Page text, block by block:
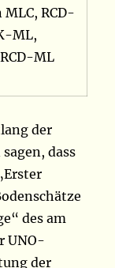
MLC, RCD-
ML,
ML
der
dass
des am
UNO-
der